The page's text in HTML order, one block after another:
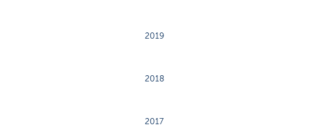
2019
2018
2017